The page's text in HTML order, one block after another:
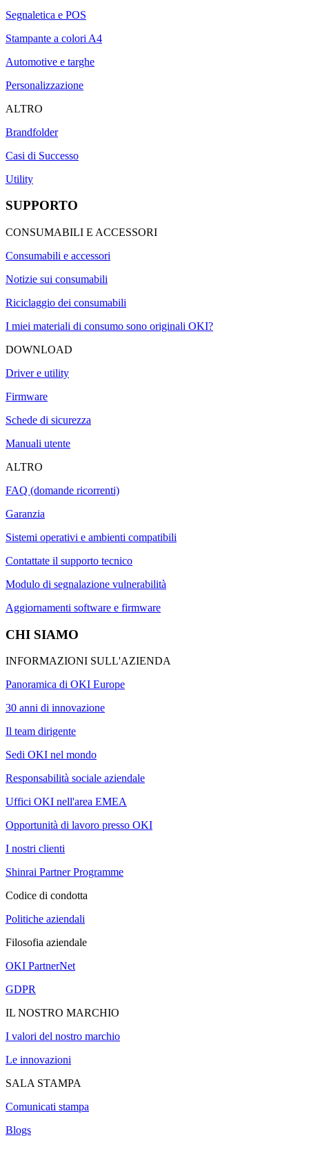
Segnaletica e POS
Stampante a colori A4
Automotive e targhe
Personalizzazione
ALTRO
Brandfolder
Casi di Successo
Utility
SUPPORTO
CONSUMABILI E ACCESSORI
Consumabili e accessori
Notizie sui consumabili
Riciclaggio dei consumabili
I miei materiali di consumo sono originali OKI?
DOWNLOAD
Driver e utility
Firmware
Schede di sicurezza
Manuali utente
ALTRO
FAQ (domande ricorrenti)
Garanzia
Sistemi operativi e ambienti compatibili
Contattate il supporto tecnico
Modulo di segnalazione vulnerabilità
Aggiornamenti software e firmware
CHI SIAMO
INFORMAZIONI SULL'AZIENDA
Panoramica di OKI Europe
30 anni di innovazione
Il team dirigente
Sedi OKI nel mondo
Responsabilità sociale aziendale
Uffici OKI nell'area EMEA
Opportunità di lavoro presso OKI
I nostri clienti
Shinrai Partner Programme
Codice di condotta
Politiche aziendali
Filosofia aziendale
OKI PartnerNet
GDPR
IL NOSTRO MARCHIO
I valori del nostro marchio
Le innovazioni
SALA STAMPA
Comunicati stampa
Blogs